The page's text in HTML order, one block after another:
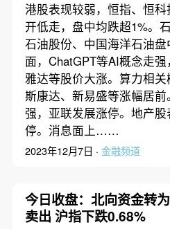
港股表现较弱，恒指、恒科
开低走，盘中均跌超1%。
石油股份、中国海洋石油
面，ChatGPT等AI概念走强
雅达等股价大涨。算力相
斯康达、新易盛等涨幅居
强，亚联发展涨停。地产
停。消息面上……
2023年12月7日 · 金融频道
今日收盘：北向资金转
卖出 沪指下跌0.68%